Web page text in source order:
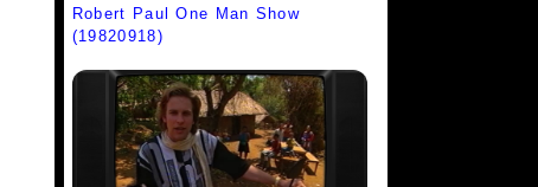
Robert Paul One Man Show
(19820918)